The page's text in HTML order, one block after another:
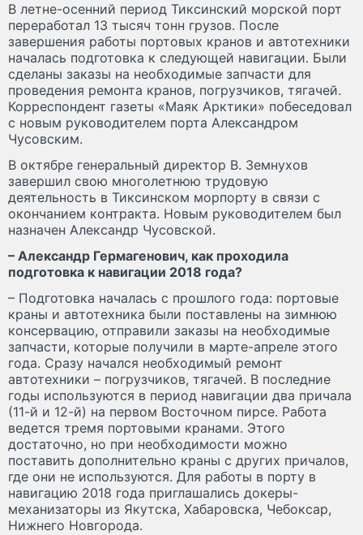
В летне­-осенний период Тиксинский морской порт
переработал 13 тысяч тонн грузов. После
завершения работы портовых кранов и автотехники
началась подготовка к следующей навигации. Были
сделаны заказы на необходимые запчасти для
проведения ремонта кранов, погрузчиков, тягачей.
Корреспондент газеты «Маяк Арктики» побеседовал
с новым руководителем порта Александром
Чусовским.
В октябре генеральный директор В. Земнухов
завершил свою многолетнюю трудовую
деятельность в Тиксинском морпорту в связи с
окончанием контракта. Новым руководителем был
назначен Александр Чусовской.
– Александр Гермагенович, как проходила
подготовка к навигации 2018 года?
– Подготовка началась с прошлого года: портовые
краны и автотехника были поставлены на зимнюю
консервацию, отправили заказы на необходимые
запчасти, которые получили в марте-­апреле этого
года. Сразу начался необходимый ремонт
автотехники – погрузчиков, тягачей. В последние
годы используются в период навигации два причала
(11­-й и 12-­й) на первом Восточном пирсе. Работа
ведется тремя портовыми кранами. Этого
достаточно, но при необходимости можно
поставить дополнительно краны с других причалов,
где они не используются. Для работы в порту в
навигацию 2018 года приглашались докеры­-
механизаторы из Якутска, Хабаровска, Чебоксар,
Нижнего Новгорода.